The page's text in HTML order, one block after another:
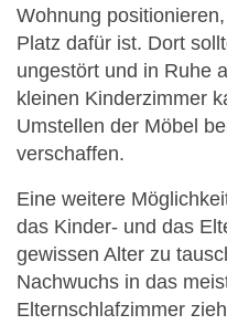
Wohnung
Platz dafür ist. Dort
ungestört und in Ruhe
kleinen Kinderzimmer
Umstellen der Möbel
verschaffen.
Eine weitere
das Kinder- und das
gewissen Alter zu
Nachwuchs in das
Elternschlafzimmer